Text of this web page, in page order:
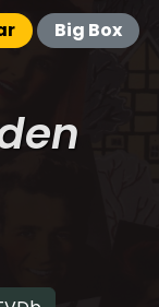
Big Box